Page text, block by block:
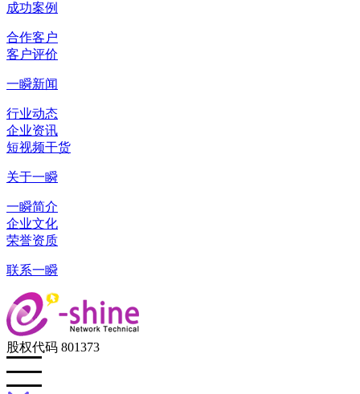
成功案例
合作客户
客户评价
一瞬新闻
行业动态
企业资讯
短视频干货
关于一瞬
一瞬简介
企业文化
荣誉资质
联系一瞬
股权代码 801373